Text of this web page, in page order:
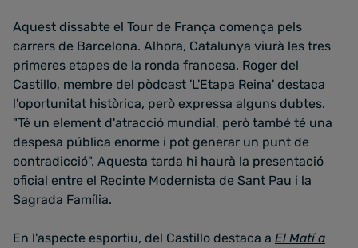
Aquest dissabte el Tour de França comença pels
carrers de Barcelona. Alhora, Catalunya viurà les tres
primeres etapes de la ronda francesa. Roger del
Castillo, membre del pòdcast 'L'Etapa Reina' destaca
l'oportunitat històrica, però expressa alguns dubtes.
"Té un element d'atracció mundial, però també té una
despesa pública enorme i pot generar un punt de
contradicció". Aquesta tarda hi haurà la presentació
oficial entre el Recinte Modernista de Sant Pau i la
Sagrada Família.
En l'aspecte esportiu, del Castillo destaca a El Matí a